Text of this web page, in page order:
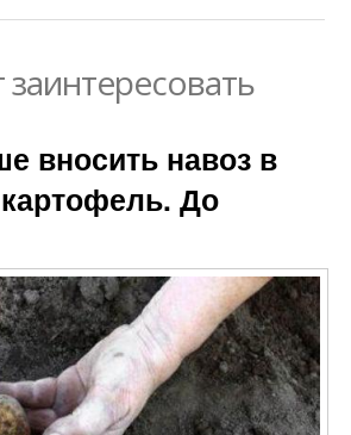
вносить навоз в
До